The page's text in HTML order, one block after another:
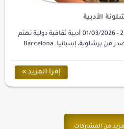
مجلة برشلونة الأدبية العدد الــ27 - 01/03/2026 أدبية ثقافية دولية تهتم
بأعمال أدباء العرب والعالم. - تصدر من برشلونة، إسبانيا. Barcelona